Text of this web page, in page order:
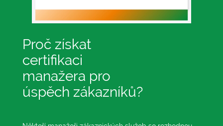
Proč získat
certifikaci
manažera pro
úspěch zákazníků?